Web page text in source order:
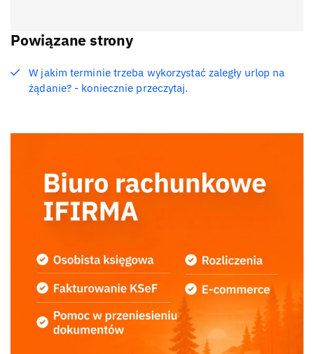
Powiązane strony
W jakim terminie trzeba wykorzystać zaległy urlop na
żądanie? - koniecznie przeczytaj.